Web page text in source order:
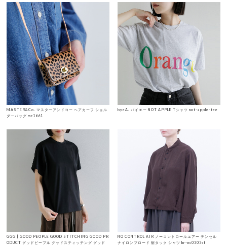
MASTER&Co. マスターアンドコー ヘアカーフ ショル
ダーバッグ mc1661
byeA. バイエー NOT APPLE Tシャツ not-apple-tee
GGG | GOOD PEOPLE GOOD STITCHING GOOD PR
ODUCT グッドピープル グッドスティッチング グッド
NO CONTROL AIR ノーコントロールエアー テンセル
ナイロンブロード 裾タック シャツ hr-nc0303sf